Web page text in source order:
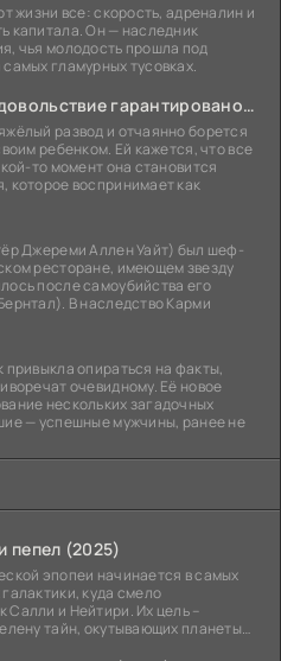
жизни все: скорость, адреналин и
капитала. Он — наследник
чья молодость прошла под
гламурных тусовках.
Максимальное удовольствие гарантировано (2026)
развод и отчаянно борется
ребенком. Ей кажется, что все
то момент она становится
которое воспринимает как
Джереми Аллен Уайт) был шеф-
ресторане, имеющем звезду
после самоубийства его
В наследство Карми
опираться на факты,
очевидному. Её новое
нескольких загадочных
— успешные мужчины, ранее не
пепел (2025)
эпопеи начинается в самых
куда смело
Салли и Нейтири. Их цель –
тайн, окутывающих планеты